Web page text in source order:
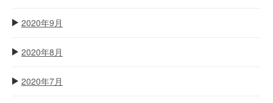
2020年9月
2020年8月
2020年7月